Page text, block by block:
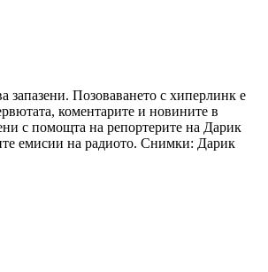
запазени. Позоваването с хиперлинк е
коментарите и новините в
с помощта на репортерите на Дарик
емисии на радиото. Снимки: Дарик